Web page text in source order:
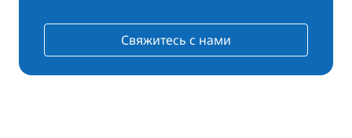
Свяжитесь с нами